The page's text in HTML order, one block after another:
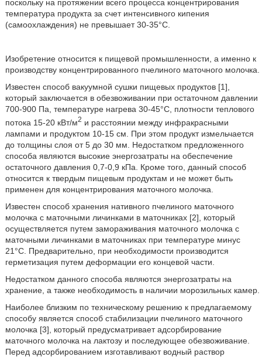
поскольку на протяжении всего процесса концентрирования
температура продукта за счет интенсивного кипения
(самоохлаждения) не превышает 30-35°С.
Изобретение относится к пищевой промышленности, а именно к
производству концентрированного пчелиного маточного молочка.
Известен способ вакуумной сушки пищевых продуктов [1],
который заключается в обезвоживании при остаточном давлении
700-900 Па, температуре нагрева 30-45°С, плотности теплового
потока 15-20 кВт/м2 и расстоянии между инфракрасными
лампами и продуктом 10-15 см. При этом продукт измельчается
до толщины слоя от 5 до 30 мм. Недостатком предложенного
способа являются высокие энергозатраты на обеспечение
остаточного давления 0,7-0,9 кПа. Кроме того, данный способ
относится к твердым пищевым продуктам и не может быть
применен для концентрирования маточного молочка.
Известен способ хранения нативного пчелиного маточного
молочка с маточными личинками в маточниках [2], который
осуществляется путем замораживания маточного молочка с
маточными личинками в маточниках при температуре минус
21°С. Предварительно, при необходимости производится
герметизация путем деформации его концевой части.
Недостатком данного способа являются энергозатраты на
хранение, а также необходимость в наличии морозильных камер.
Наиболее близким по техническому решению к предлагаемому
способу является способ стабилизации пчелиного маточного
молочка [3], который предусматривает адсорбирование
маточного молочка на лактозу и последующее обезвоживание.
Перед адсорбированием изготавливают водный раствор